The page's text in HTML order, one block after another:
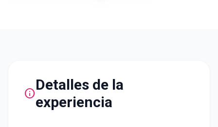
info
Detalles de la
experiencia